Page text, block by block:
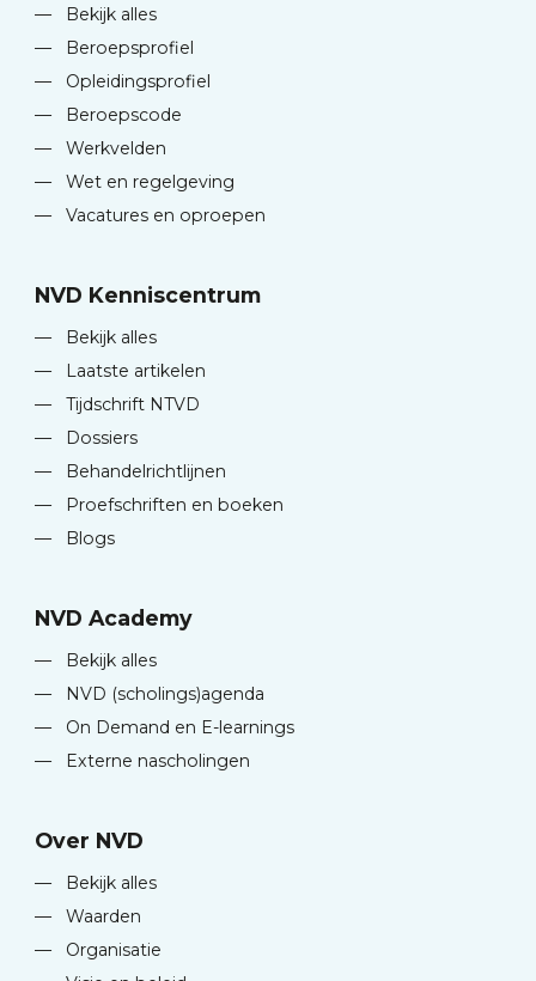
—
Bekijk alles
—
Beroepsprofiel
—
Opleidingsprofiel
—
Beroepscode
—
Werkvelden
—
Wet en regelgeving
—
Vacatures en oproepen
NVD Kenniscentrum
—
Bekijk alles
—
Laatste artikelen
—
Tijdschrift NTVD
—
Dossiers
—
Behandelrichtlijnen
—
Proefschriften en boeken
—
Blogs
NVD Academy
—
Bekijk alles
—
NVD (scholings)agenda
—
On Demand en E-learnings
—
Externe nascholingen
Over NVD
—
Bekijk alles
—
Waarden
—
Organisatie